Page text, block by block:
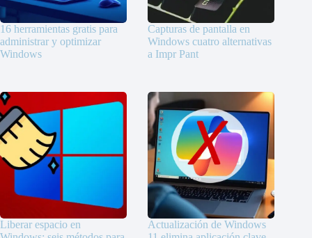
16 herramientas gratis para
administrar y optimizar
Windows
Capturas de pantalla en
Windows cuatro alternativas
a Impr Pant
Liberar espacio en
Actualización de Windows